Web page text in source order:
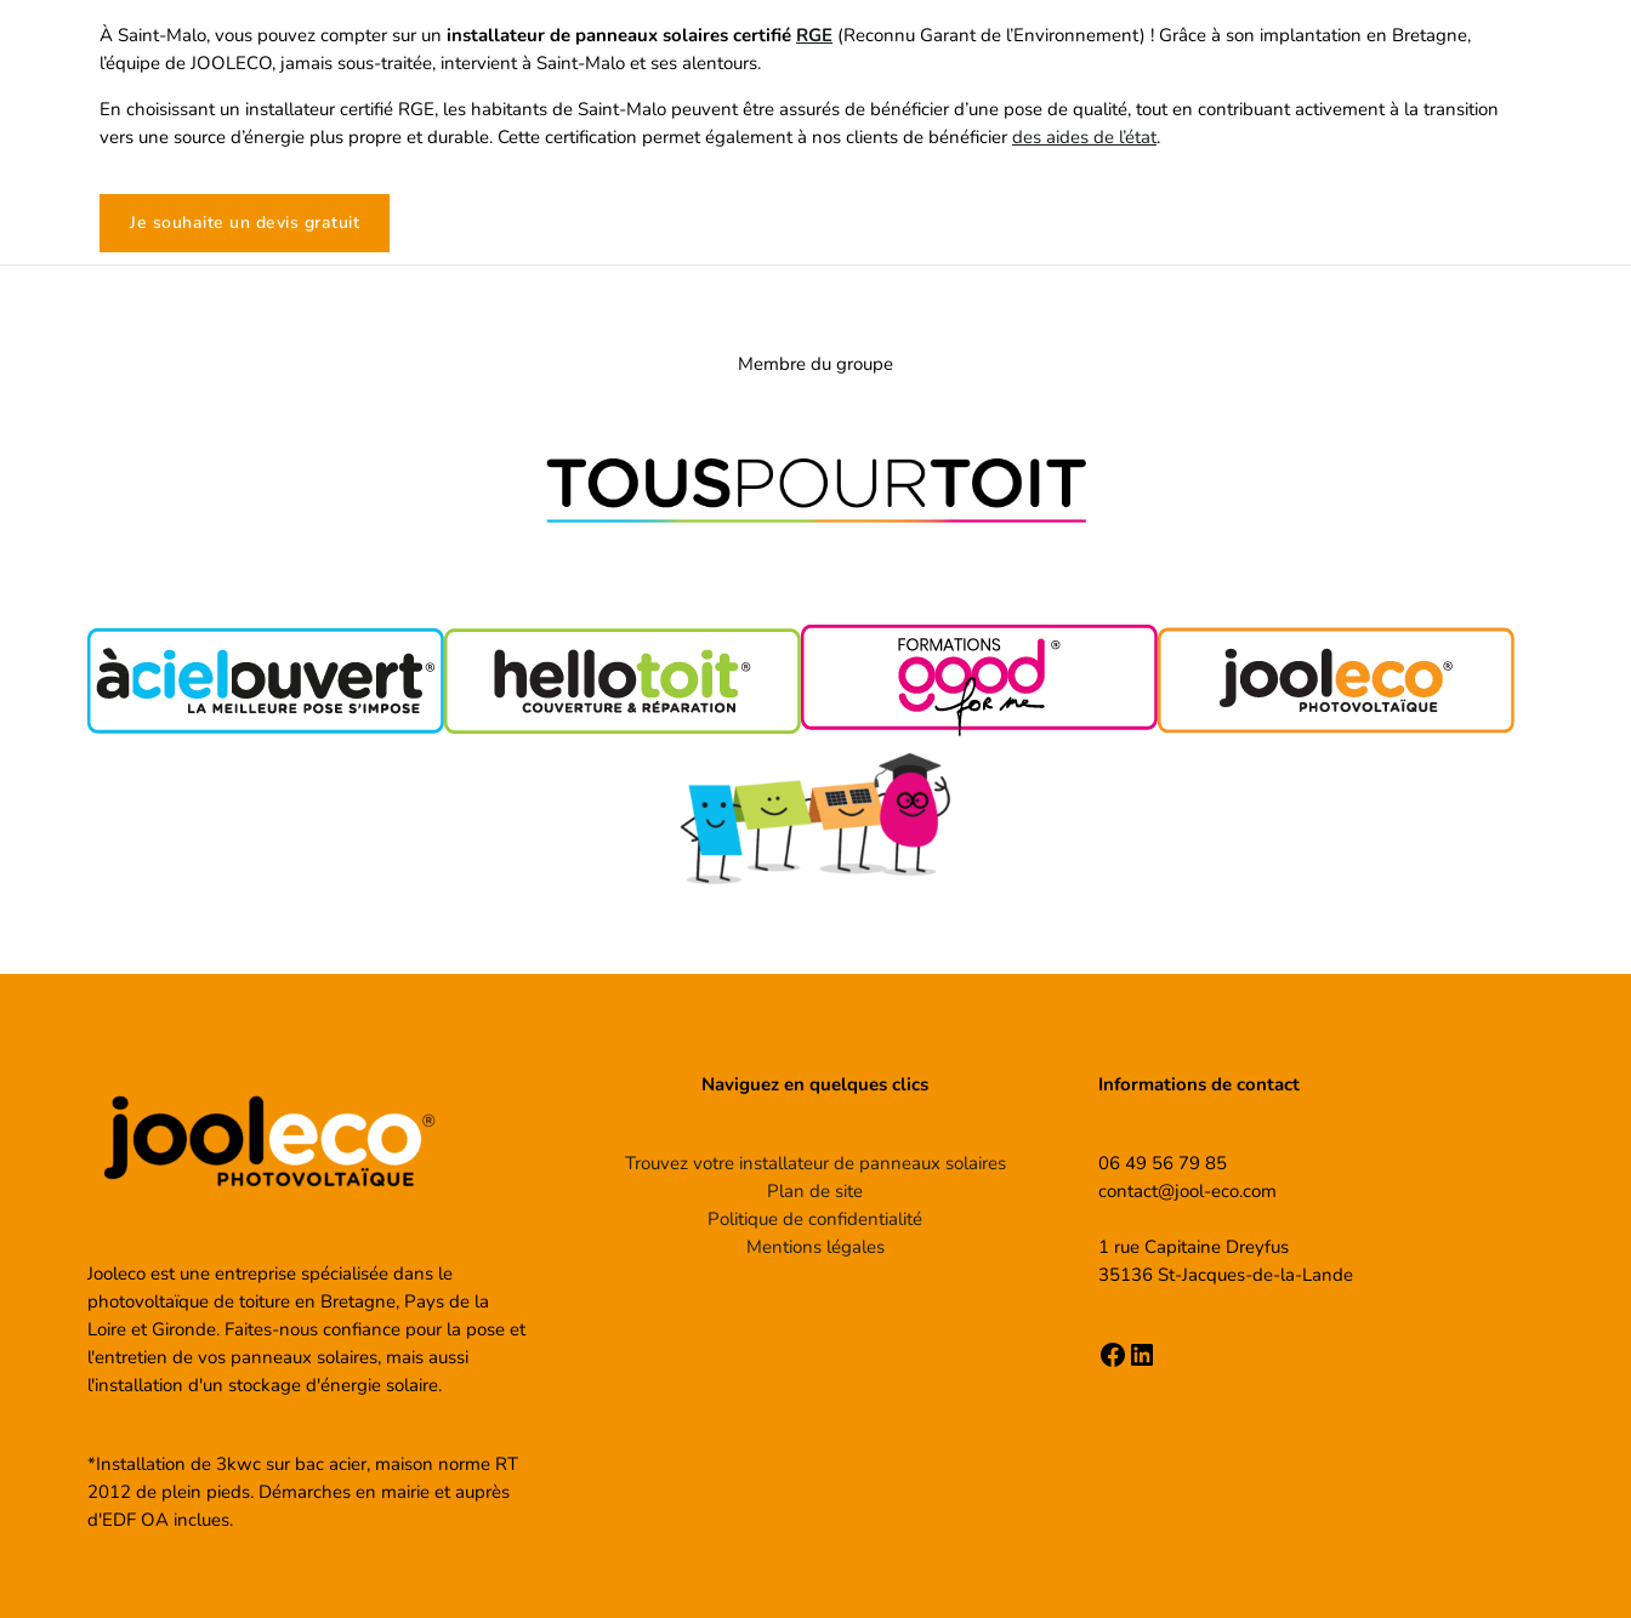
À Saint-Malo, vous pouvez compter sur un installateur de panneaux solaires certifié RGE (Reconnu Garant de l’Environnement) ! Grâce à son implantation en Bretagne,
l’équipe de JOOLECO, jamais sous-traitée, intervient à Saint-Malo et ses alentours.
En choisissant un installateur certifié RGE, les habitants de Saint-Malo peuvent être assurés de bénéficier d’une pose de qualité, tout en contribuant activement à la transition
vers une source d’énergie plus propre et durable. Cette certification permet également à nos clients de bénéficierdes aides de l’état.
Je souhaite un devis gratuit
Membre du groupe
Jooleco est une entreprise spécialisée dans le
photovoltaïque de toiture en Bretagne, Pays de la
Loire et Gironde. Faites-nous confiance pour la pose et
l'entretien de vos panneaux solaires, mais aussi
l'installation d'un stockage d'énergie solaire.
*Installation de 3kwc sur bac acier, maison norme RT
2012 de plein pieds. Démarches en mairie et auprès
d'EDF OA inclues.
Naviguez en quelques clics
Trouvez votre installateur de panneaux solaires
Plan de site
Politique de confidentialité
Mentions légales
Informations de contact
06 49 56 79 85
contact@jool-eco.com
1 rue Capitaine Dreyfus
35136 St-Jacques-de-la-Lande